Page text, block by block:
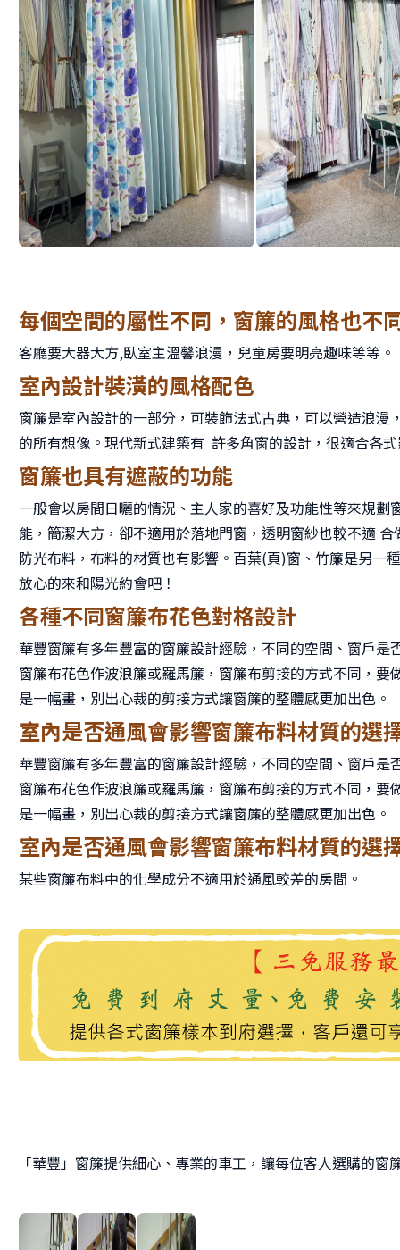
每個空間的屬性不同，窗簾的風格也不
客廳要大器大方,臥室主溫馨浪漫，兒童房要明亮趣味等等。
室內設計裝潢的風格配色
窗簾是室內設計的一部分，可裝飾法式古典，可以營造浪
的所有想像。現代新式建築有 許多角窗的設計，很適合各
窗簾也具有遮蔽的功能
一般會以房間日曬的情況、主人家的喜好及功能性等來規
能，簡潔大方，卻不適用於落地門窗，透明窗紗也較不適
防光布料，布料的材質也有影響。百葉(頁)窗、竹簾是另一
放心的來和陽光約會吧！
各種不同窗簾布花色對格設計
華豐窗簾有多年豐富的窗簾設計經驗，不同的空間、窗戶
窗簾布花色作波浪簾或羅馬簾，窗簾布剪接的方式不同，
是一幅畫，別出心裁的剪接方式讓窗簾的整體感更加出色。
室內是否通風會影響窗簾布料材質的選
華豐窗簾有多年豐富的窗簾設計經驗，不同的空間、窗戶
窗簾布花色作波浪簾或羅馬簾，窗簾布剪接的方式不同，
是一幅畫，別出心裁的剪接方式讓窗簾的整體感更加出色。
室內是否通風會影響窗簾布料材質的選
某些窗簾布料中的化學成分不適用於通風較差的房間。
「華豐」窗簾提供細心、專業的車工，讓每位客人選購的窗